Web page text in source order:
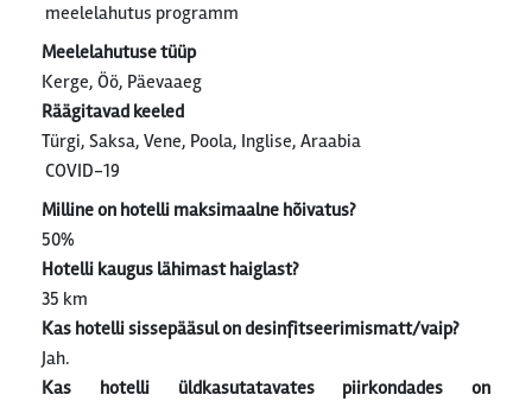
meelelahutus programm
Meelelahutuse tüüp
Kerge, Öö, Päevaaeg
Räägitavad keeled
Türgi, Saksa, Vene, Poola, Inglise, Araabia
COVID-19
Milline on hotelli maksimaalne hõivatus?
50%
Hotelli kaugus lähimast haiglast?
35 km
Kas hotelli sissepääsul on desinfitseerimismatt/vaip?
Jah.
Kas hotelli üldkasutatavates piirkondades on